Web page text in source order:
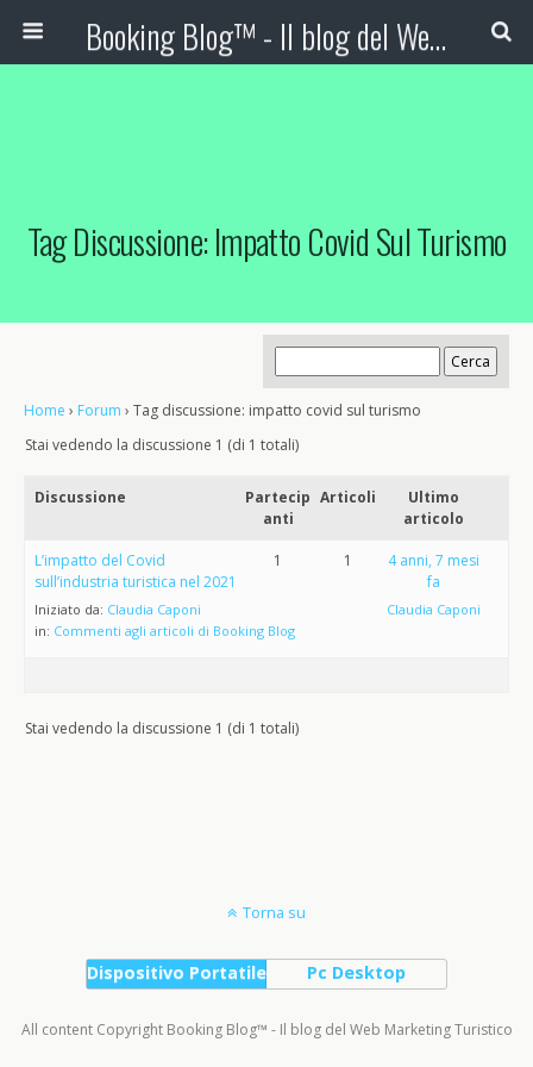
Booking Blog™ - Il blog del Web Marketing Turistico
Tag Discussione: Impatto Covid Sul Turismo
Home › Forum › Tag discussione: impatto covid sul turismo
Stai vedendo la discussione 1 (di 1 totali)
Discussione
Partecip
anti
Articoli
Ultimo
articolo
L’impatto del Covid
sull’industria turistica nel 2021
Iniziato da: Claudia Caponi
in: Commenti agli articoli di Booking Blog
1 1
4 anni, 7 mesi
fa
Claudia Caponi
Stai vedendo la discussione 1 (di 1 totali)
Torna su
Dispositivo Portatile Pc Desktop
All content Copyright Booking Blog™ - Il blog del Web Marketing Turistico